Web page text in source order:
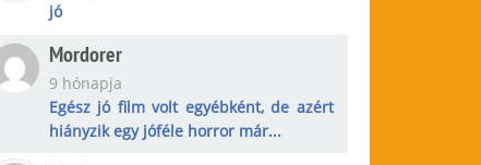
jó
Mordorer
9 hónapja
Egész jó film volt egyébként, de azért
hiányzik egy jóféle horror már...